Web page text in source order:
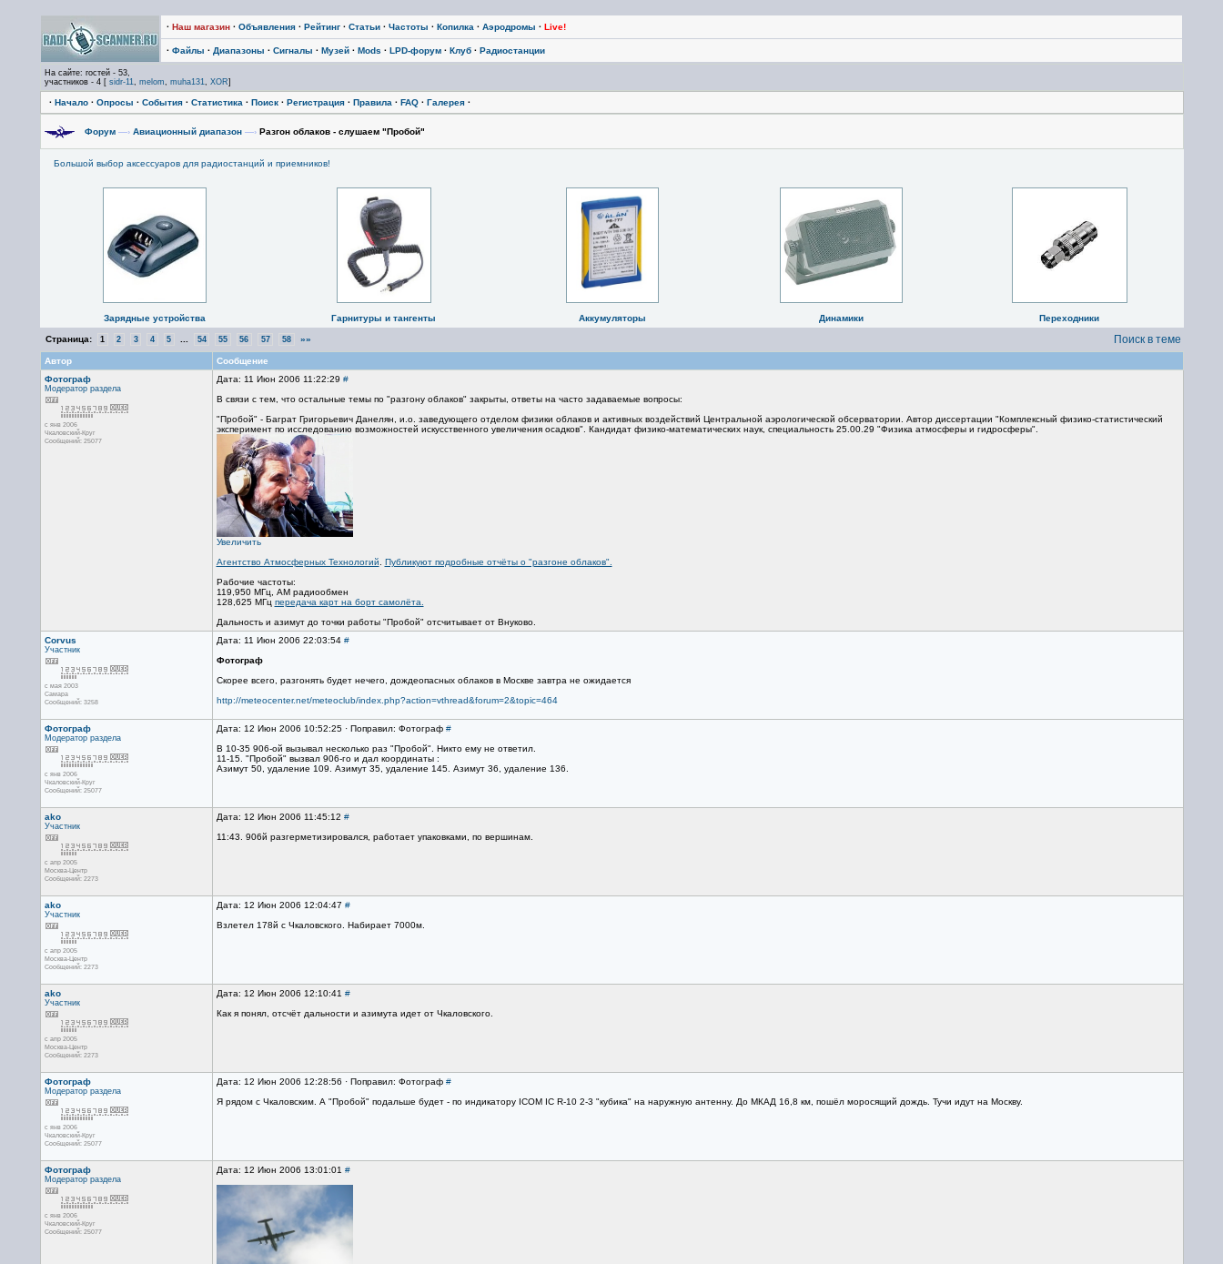
· Наш магазин· Объявления· Рейтинг· Статьи· Частоты · Копилка · Аэродромы · Live!
· Файлы · Диапазоны · Сигналы · Музей· Mods · LPD-форум· Клуб· Радиостанции
На сайте: гостей - 53,
участников - 4 [ sidr-11, melom, muha131, XOR]
· Начало· Опросы · События· Статистика · Поиск· Регистрация· Правила · FAQ· Галерея·
Форум —› Авиационный диапазон —›Разгон облаков - слушаем "Пробой"
Большой выбор аксессуаров для радиостанций и приемников!
Зарядные устройства Гарнитуры и тангенты Аккумуляторы Динамики Переходники
Страница: 1 2 3 4 5 54 55 56 57 58 »» Поиск в теме
Автор
Сообщение
Фотограф
Модератор раздела
с янв 2006
Чкаловский-Круг
Сообщений: 25077
Дата: 11 Июн 2006 11:22:29 #
В связи с тем, что остальные темы по "разгону облаков" закрыты, ответы на часто задаваемые вопросы:
"Пробой" - Баграт Григорьевич Данелян, и.о. заведующего отделом физики облаков и активных воздействий Центральной аэрологической обсерватории. Автор диссертации "Комплексный физико-статистический
эксперимент по исследованию возможностей искусственного увеличения осадков". Кандидат физико-математических наук, специальность 25.00.29 "Физика атмосферы и гидросферы".
Увеличить
Агентство Атмосферных Технологий
Публикуют подробные отчёты о "разгоне облаков".
Рабочие частоты:
119,950 МГц, АМ радиообмен
128,625 МГц передача карт на борт самолёта.
Дальность и азимут до точки работы "Пробой" отсчитывает от Внуково.
Corvus
Участник
с мая 2003
Самара
Сообщений: 3258
Дата: 11 Июн 2006 22:03:54 #
Фотограф
Скорее всего, разгонять будет нечего, дождеопасных облаков в Москве завтра не ожидается
http://meteocenter.net/meteoclub/index.php?action=vthread&forum=2&topic=464
Фотограф
Модератор раздела
с янв 2006
Чкаловский-Круг
Сообщений: 25077
Дата: 12 Июн 2006 10:52:25 · Поправил: Фотограф #
В 10-35 906-ой вызывал несколько раз "Пробой". Никто ему не ответил.
11-15. "Пробой" вызвал 906-го и дал координаты :
Азимут 50, удаление 109. Азимут 35, удаление 145. Азимут 36, удаление 136.
ako
Участник
с апр 2005
Москва-Центр
Сообщений: 2273
Дата: 12 Июн 2006 11:45:12 #
11:43. 906й разгерметизировался, работает упаковками, по вершинам.
ako
Участник
с апр 2005
Москва-Центр
Сообщений: 2273
Дата: 12 Июн 2006 12:04:47 #
Взлетел 178й с Чкаловского. Набирает 7000м.
ako
Участник
с апр 2005
Москва-Центр
Сообщений: 2273
Дата: 12 Июн 2006 12:10:41 #
Как я понял, отсчёт дальности и азимута идет от Чкаловского.
Фотограф
Модератор раздела
с янв 2006
Чкаловский-Круг
Сообщений: 25077
Дата: 12 Июн 2006 12:28:56 · Поправил: Фотограф #
Я рядом с Чкаловским. А "Пробой" подальше будет - по индикатору ICOM IC R-10 2-3 "кубика" на наружную антенну. До МКАД 16,8 км, пошёл моросящий дождь. Тучи идут на Москву.
Фотограф
Модератор раздела
с янв 2006
Чкаловский-Круг
Сообщений: 25077
Дата: 12 Июн 2006 13:01:01 #